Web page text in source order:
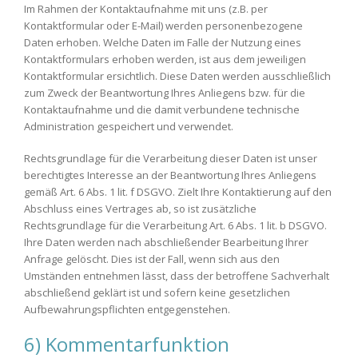
Im Rahmen der Kontaktaufnahme mit uns (z.B. per
Kontaktformular oder E-Mail) werden personenbezogene
Daten erhoben. Welche Daten im Falle der Nutzung eines
Kontaktformulars erhoben werden, ist aus dem jeweiligen
Kontaktformular ersichtlich. Diese Daten werden ausschließlich
zum Zweck der Beantwortung Ihres Anliegens bzw. für die
Kontaktaufnahme und die damit verbundene technische
Administration gespeichert und verwendet.
Rechtsgrundlage für die Verarbeitung dieser Daten ist unser
berechtigtes Interesse an der Beantwortung Ihres Anliegens
gemäß Art. 6 Abs. 1 lit. f DSGVO. Zielt Ihre Kontaktierung auf den
Abschluss eines Vertrages ab, so ist zusätzliche
Rechtsgrundlage für die Verarbeitung Art. 6 Abs. 1 lit. b DSGVO.
Ihre Daten werden nach abschließender Bearbeitung Ihrer
Anfrage gelöscht. Dies ist der Fall, wenn sich aus den
Umständen entnehmen lässt, dass der betroffene Sachverhalt
abschließend geklärt ist und sofern keine gesetzlichen
Aufbewahrungspflichten entgegenstehen.
6) Kommentarfunktion